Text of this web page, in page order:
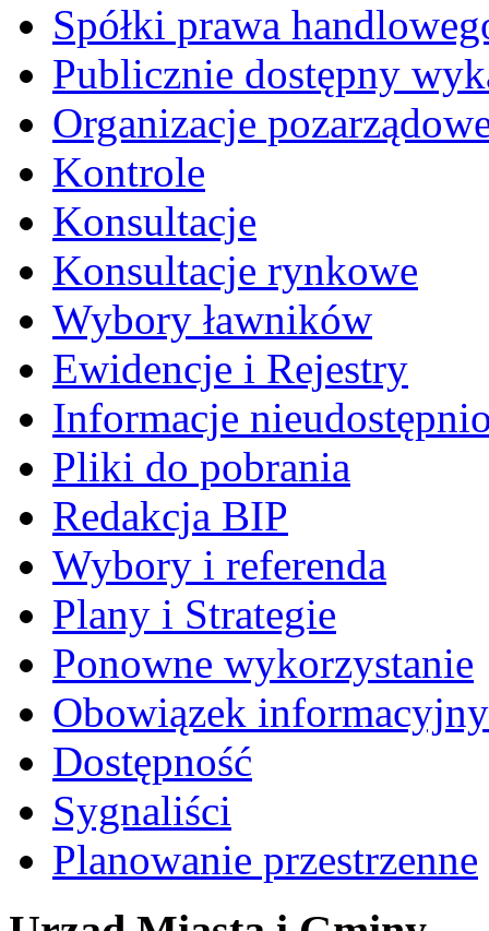
Spółki prawa
Publicznie dostępny
Organizacje
Kontrole
Konsultacje
Konsultacje rynkowe
Wybory ławników
Ewidencje i Rejestry
Informacje
Pliki do pobrania
Redakcja BIP
Wybory i referenda
Plany i Strategie
Ponowne wykorzystanie
Obowiązek informacyjny
Dostępność
Sygnaliści
Planowanie przestrzenne